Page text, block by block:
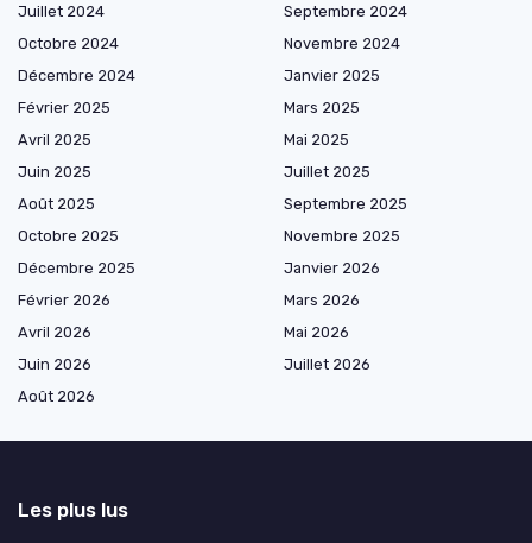
Juillet 2024
Septembre 2024
Octobre 2024
Novembre 2024
Décembre 2024
Janvier 2025
Février 2025
Mars 2025
Avril 2025
Mai 2025
Juin 2025
Juillet 2025
Août 2025
Septembre 2025
Octobre 2025
Novembre 2025
Décembre 2025
Janvier 2026
Février 2026
Mars 2026
Avril 2026
Mai 2026
Juin 2026
Juillet 2026
Août 2026
Les plus lus